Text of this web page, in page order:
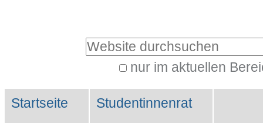
Website durchsuchen
nur im aktuellen
Suche…
Sektionen
Startseite Studentinnenrat